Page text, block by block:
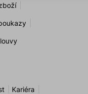
Kariéra